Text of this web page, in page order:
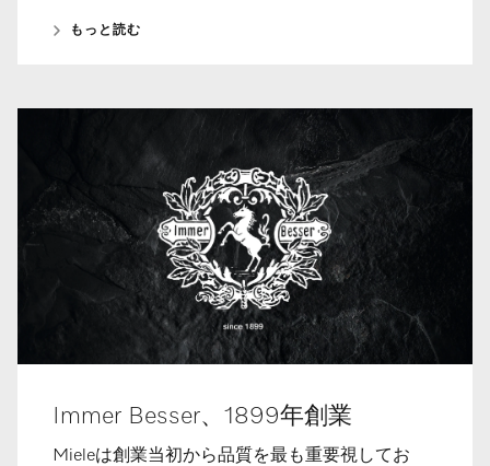
もっと読む
Immer Besser、1899年創業
Mieleは創業当初から品質を最も重要視してお